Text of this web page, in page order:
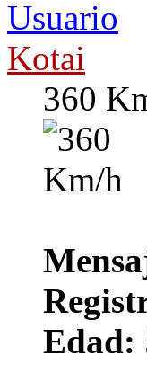
Kotai
360
Edad: